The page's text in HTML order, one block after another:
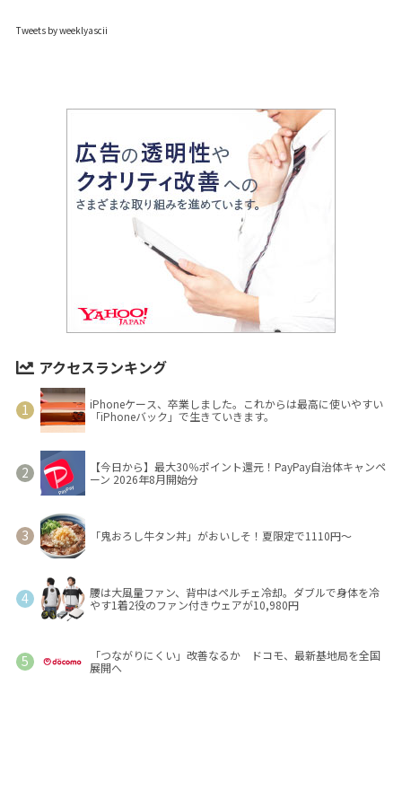
Tweets by weeklyascii
アクセスランキング
iPhoneケース、卒業しました。これからは最高に使いやすい
「iPhoneバック」で生きていきます。
【今日から】最大30％ポイント還元！PayPay自治体キャンペ
ーン 2026年8月開始分
「鬼おろし牛タン丼」がおいしそ！夏限定で1110円～
腰は大風量ファン、背中はペルチェ冷却。ダブルで身体を冷
やす1着2役のファン付きウェアが10,980円
「つながりにくい」改善なるか ドコモ、最新基地局を全国
展開へ